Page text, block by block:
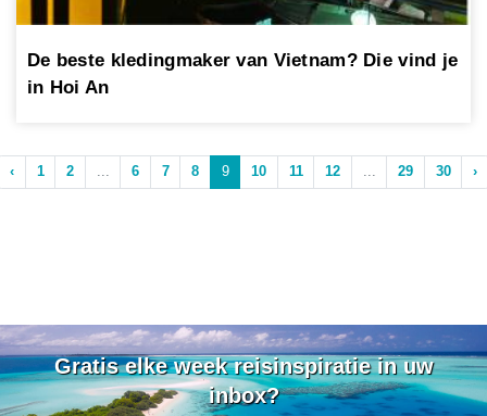
De beste kledingmaker van Vietnam? Die vind je
in Hoi An
‹ 1 2 ... 6 7 8 9 10 11 12 ... 29 30 ›
Gratis elke week reisinspiratie in uw
inbox?